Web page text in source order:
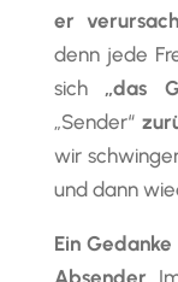
er
denn jede
sich „das
„Sender“
wir
und dann
Ein
Absender.